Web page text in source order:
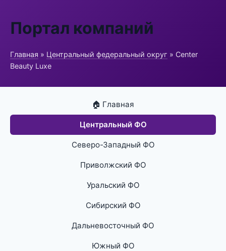
Портал компаний
Главная » Центральный федеральный округ » Center
Beauty Luxe
🏠 Главная
Центральный ФО
Северо-Западный ФО
Приволжский ФО
Уральский ФО
Сибирский ФО
Дальневосточный ФО
Южный ФО